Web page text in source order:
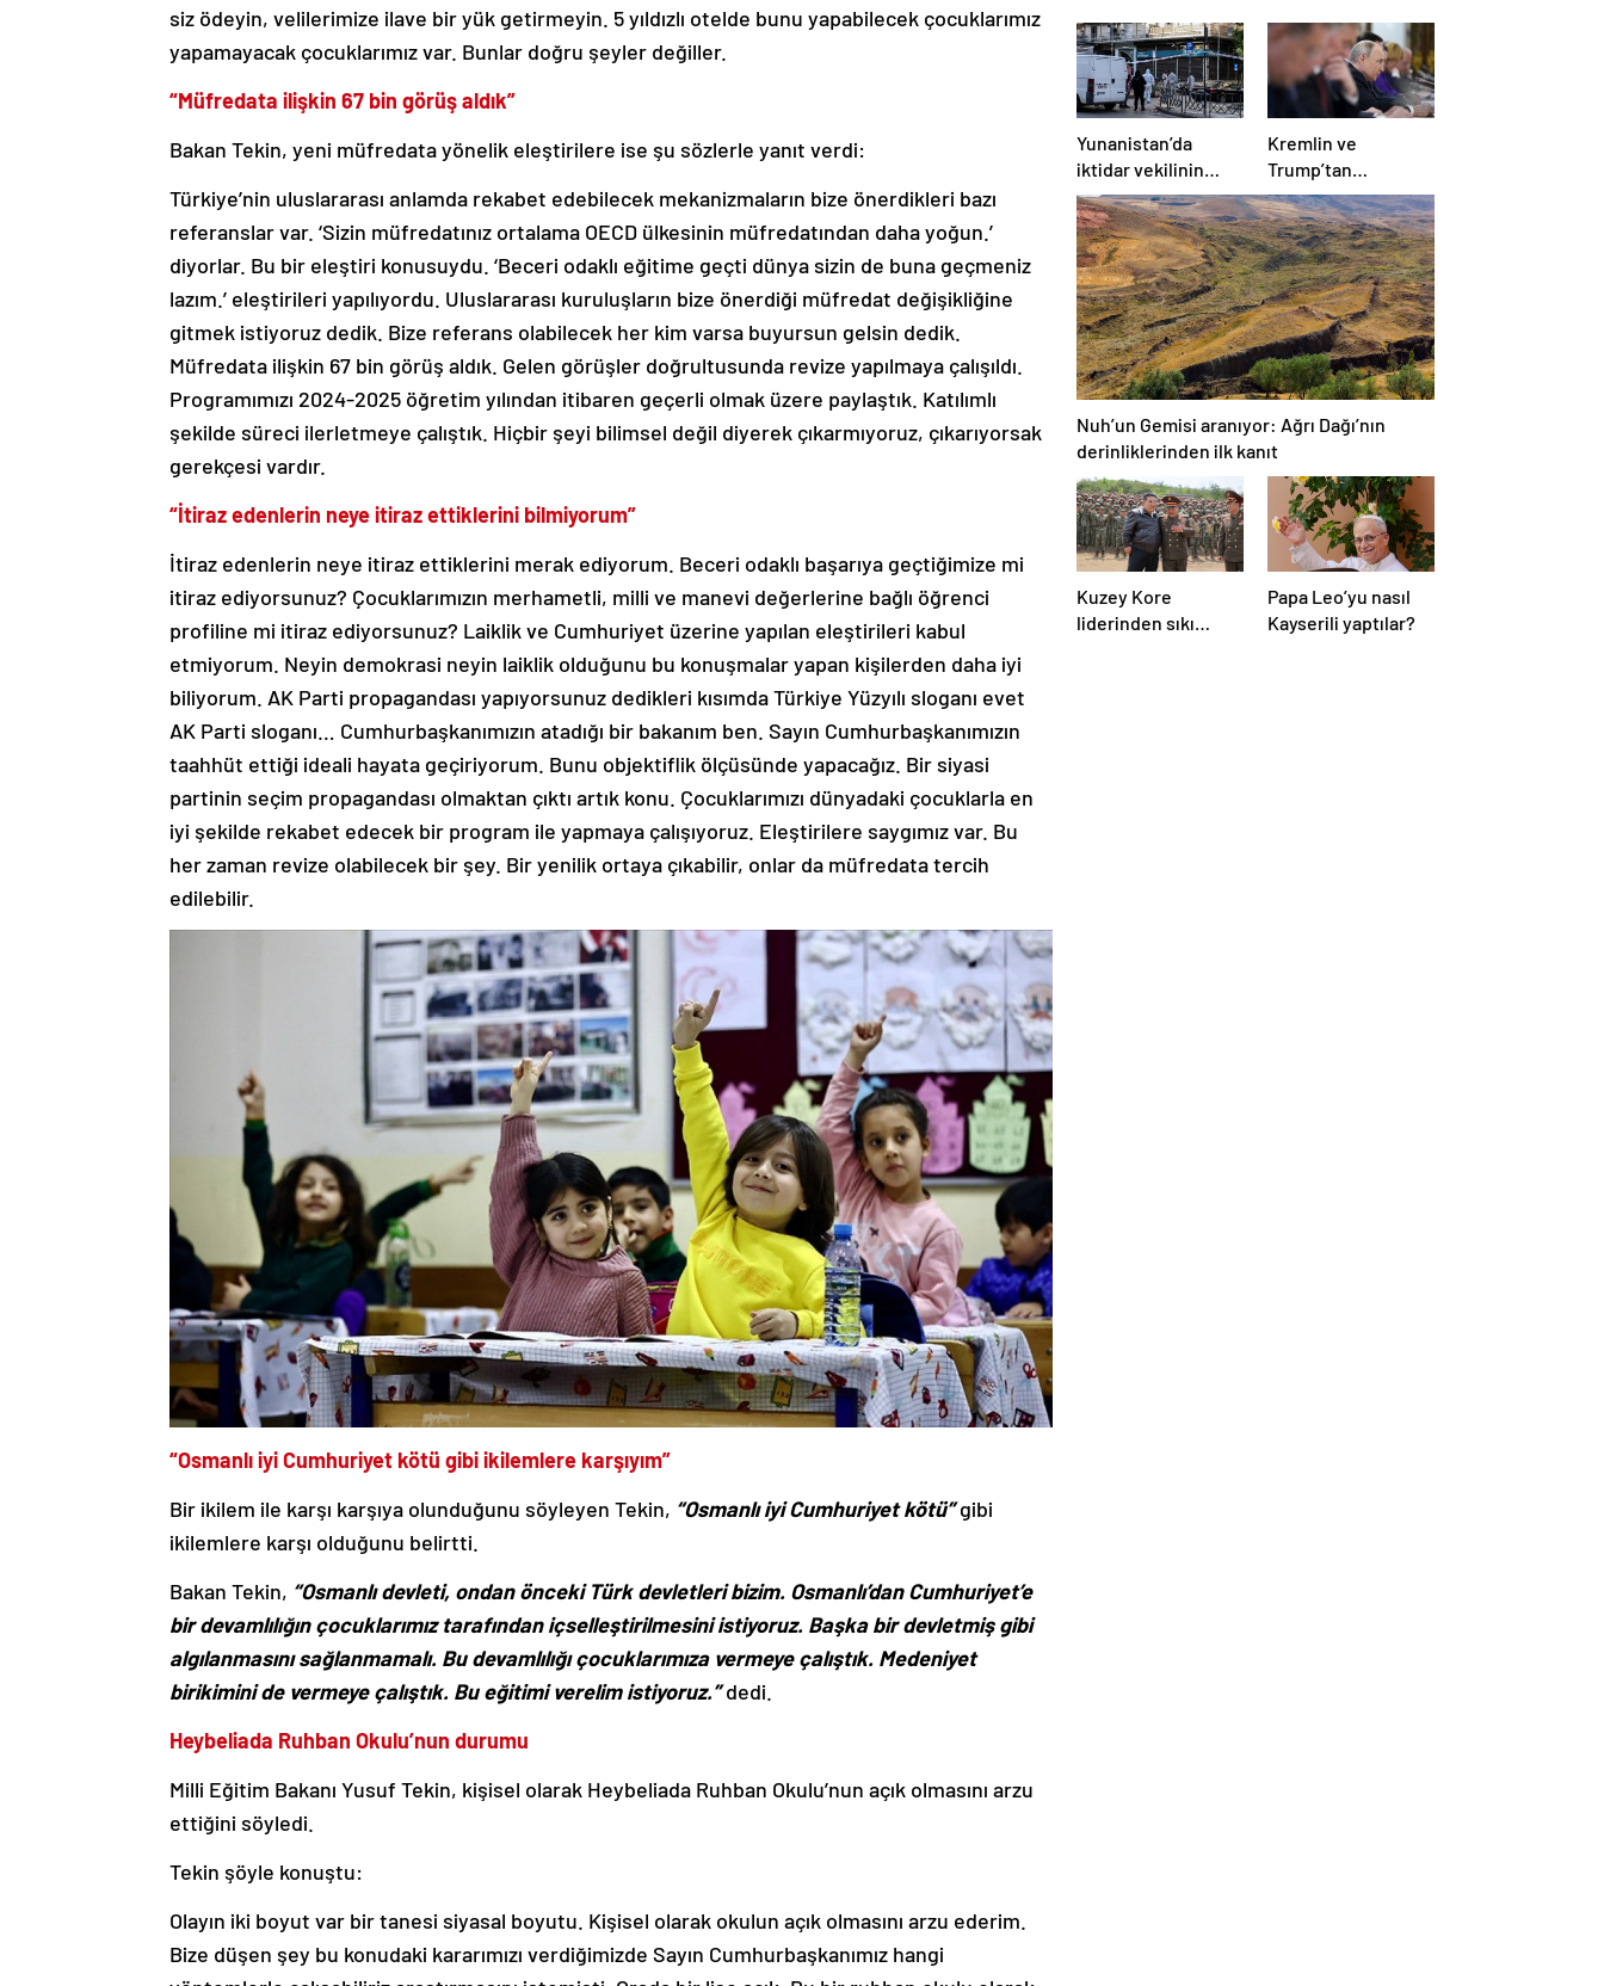
siz ödeyin, velilerimize ilave bir yük getirmeyin. 5 yıldızlı otelde bunu yapabilecek çocuklarımız
yapamayacak çocuklarımız var. Bunlar doğru şeyler değiller.
“Müfredata ilişkin 67 bin görüş aldık”
Bakan Tekin, yeni müfredata yönelik eleştirilere ise şu sözlerle yanıt verdi:
Türkiye’nin uluslararası anlamda rekabet edebilecek mekanizmaların bize önerdikleri bazı
referanslar var. ‘Sizin müfredatınız ortalama OECD ülkesinin müfredatından daha yoğun.’
diyorlar. Bu bir eleştiri konusuydu. ‘Beceri odaklı eğitime geçti dünya sizin de buna geçmeniz
lazım.’ eleştirileri yapılıyordu. Uluslararası kuruluşların bize önerdiği müfredat değişikliğine
gitmek istiyoruz dedik. Bize referans olabilecek her kim varsa buyursun gelsin dedik.
Müfredata ilişkin 67 bin görüş aldık. Gelen görüşler doğrultusunda revize yapılmaya çalışıldı.
Programımızı 2024-2025 öğretim yılından itibaren geçerli olmak üzere paylaştık. Katılımlı
şekilde süreci ilerletmeye çalıştık. Hiçbir şeyi bilimsel değil diyerek çıkarmıyoruz, çıkarıyorsak
gerekçesi vardır.
“İtiraz edenlerin neye itiraz ettiklerini bilmiyorum”
İtiraz edenlerin neye itiraz ettiklerini merak ediyorum. Beceri odaklı başarıya geçtiğimize mi
itiraz ediyorsunuz? Çocuklarımızın merhametli, milli ve manevi değerlerine bağlı öğrenci
profiline mi itiraz ediyorsunuz? Laiklik ve Cumhuriyet üzerine yapılan eleştirileri kabul
etmiyorum. Neyin demokrasi neyin laiklik olduğunu bu konuşmalar yapan kişilerden daha iyi
biliyorum. AK Parti propagandası yapıyorsunuz dedikleri kısımda Türkiye Yüzyılı sloganı evet
AK Parti sloganı… Cumhurbaşkanımızın atadığı bir bakanım ben. Sayın Cumhurbaşkanımızın
taahhüt ettiği ideali hayata geçiriyorum. Bunu objektiflik ölçüsünde yapacağız. Bir siyasi
partinin seçim propagandası olmaktan çıktı artık konu. Çocuklarımızı dünyadaki çocuklarla en
iyi şekilde rekabet edecek bir program ile yapmaya çalışıyoruz. Eleştirilere saygımız var. Bu
her zaman revize olabilecek bir şey. Bir yenilik ortaya çıkabilir, onlar da müfredata tercih
edilebilir.
“Osmanlı iyi Cumhuriyet kötü gibi ikilemlere karşıyım”
Bir ikilem ile karşı karşıya olunduğunu söyleyen Tekin, “Osmanlı iyi Cumhuriyet kötü”gibi
ikilemlere karşı olduğunu belirtti.
Bakan Tekin, “Osmanlı devleti, ondan önceki Türk devletleri bizim. Osmanlı’dan Cumhuriyet’e
bir devamlılığın çocuklarımız tarafından içselleştirilmesini istiyoruz. Başka bir devletmiş gibi
algılanmasını sağlanmamalı. Bu devamlılığı çocuklarımıza vermeye çalıştık. Medeniyet
birikimini de vermeye çalıştık. Bu eğitimi verelim istiyoruz.”dedi.
Heybeliada Ruhban Okulu’nun durumu
Milli Eğitim Bakanı Yusuf Tekin, kişisel olarak Heybeliada Ruhban Okulu’nun açık olmasını arzu
ettiğini söyledi.
Tekin şöyle konuştu:
Olayın iki boyut var bir tanesi siyasal boyutu. Kişisel olarak okulun açık olmasını arzu ederim.
Bize düşen şey bu konudaki kararımızı verdiğimizde Sayın Cumhurbaşkanımız hangi
Yunanistan’da
iktidar vekilinin
evinin önünde
patlama
Kremlin ve
Trump’tan
“İstanbul”
açıklamaları: Putin,
zirveye katılacak
mı?
Nuh’un Gemisi aranıyor: Ağrı Dağı’nın
derinliklerinden ilk kanıt
Kuzey Kore
liderinden sıkı
Papa Leo’yu nasıl
Kayserili yaptılar?